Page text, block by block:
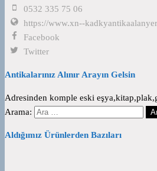
0532 335 75 06
https://www.xn--
Facebook
Twitter
Antikalarınız Alınır Arayın Gelsin
Adresinden komple eski
Arama:
Aldığımız Ürünlerden Bazıları